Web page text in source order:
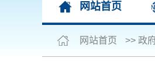
网站首页
网站首页 >> 政